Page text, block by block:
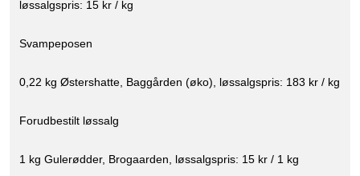
løssalgspris: 15 kr / kg
Svampeposen
0,22 kg Østershatte, Baggården (øko), løssalgspris: 183 kr / kg
Forudbestilt løssalg
1 kg Gulerødder, Brogaarden, løssalgspris: 15 kr / 1 kg